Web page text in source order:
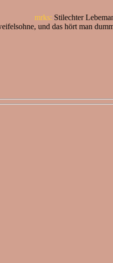
mrks: Stilechter
und das hört man